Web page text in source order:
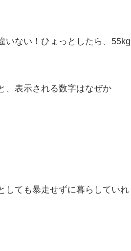
いない！ひょっとしたら、55kg
、表示される数字はなぜか
しても暴走せずに暮らしていれ